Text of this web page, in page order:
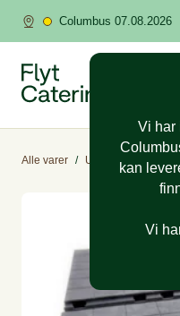
Columbus 07.08.2026
Vi har
kan
Vi
Alle varer / Utleieutstyr /